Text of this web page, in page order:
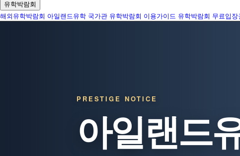
유학박람회
해외유학박람회 아일랜드유학 국가관 유학박람회 이용가이드 유학박람회 무료입장
PRESTIGE NOTICE
아일랜드